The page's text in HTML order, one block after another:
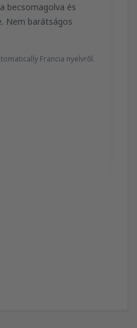
becsomagolva és
Nem barátságos
Francia nyelvről.